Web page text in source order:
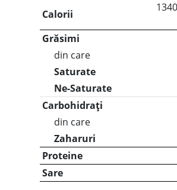
Calorii
Grăsimi
din care
Saturate
Ne-Saturate
Carbohidrați
din care
Zaharuri
Proteine
Sare